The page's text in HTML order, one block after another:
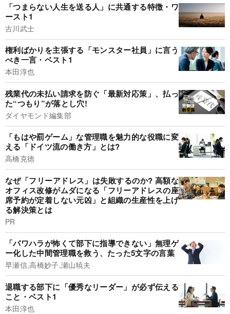
「つまらない人生を送る人」に共通する特徴・ワ
ースト1
古川武士
権利ばかりを主張する「モンスター社員」に言う
べき一言・ベスト1
本田淳也
残業代の未払い請求を防ぐ「最新対応策」、払っ
た“つもり”が落とし穴!
ダイヤモンド編集部
「もはや罰ゲーム」な管理職を魅力的な役職に変
える「ドイツ流の働き方」とは?
高橋克徳
なぜ「フリーアドレス」は失敗するのか? 高額な
オフィス改修がムダになる「フリーアドレスの座
席予約が定着しない元凶」と組織の生産性を上げ
る解決策とは
PR
「パワハラが怖くて部下に指導できない」無理ゲ
ー化した中間管理職を救う、たった5文字の言葉
早瀬信,高橋妙子,瀬山暁夫
退職する部下に「優秀なリーダー」が必ず伝える
こと・ベスト1
本田淳也